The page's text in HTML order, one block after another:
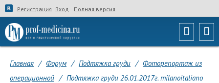
Регистрация Вход Полная версия
Главная / Форум / Подтяжка груди / Фоторепортаж из
операционной / Подтяжка груди 26.01.2017г. milanoitaliano